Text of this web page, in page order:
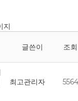
지
글쓴이 조회
최고관리자 5564